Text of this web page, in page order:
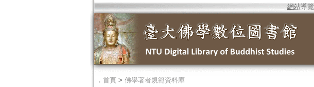
網站導覽
． 首頁> 佛學著者規範資料庫